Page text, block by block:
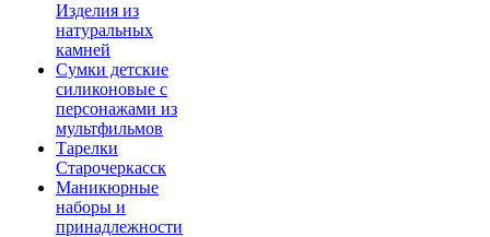
Изделия из
натуральных
камней
Сумки детские
силиконовые с
персонажами из
мультфильмов
Тарелки
Старочеркасск
Маникюрные
наборы и
принадлежности